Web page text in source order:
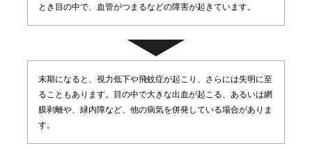
とき目の中で、血管がつまるなどの障害が起きています。
末期になると、視力低下や飛蚊症が起こり、さらには失明に至
ることもあります。目の中で大きな出血が起こる、あるいは網
膜剥離や、緑内障など、他の病気を併発している場合がありま
す。